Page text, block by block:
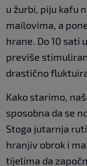
u žurbi, piju kafu
mailovima, a
hrane. Do 10 sati
previše
drastično
Kako starimo,
sposobna da se
Stoga jutarnja
hranjiv obrok i
tijelima da